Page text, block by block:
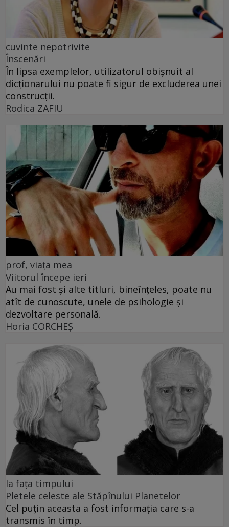
cuvinte nepotrivite
Înscenări
În lipsa exemplelor, utilizatorul obișnuit al
dicționarului nu poate fi sigur de excluderea unei
construcții.
Rodica ZAFIU
prof, viața mea
Viitorul începe ieri
Au mai fost și alte titluri, bineînțeles, poate nu
atît de cunoscute, unele de psihologie și
dezvoltare personală.
Horia CORCHEŞ
la fața timpului
Pletele celeste ale Stăpînului Planetelor
Cel puţin aceasta a fost informaţia care s-a
transmis în timp.